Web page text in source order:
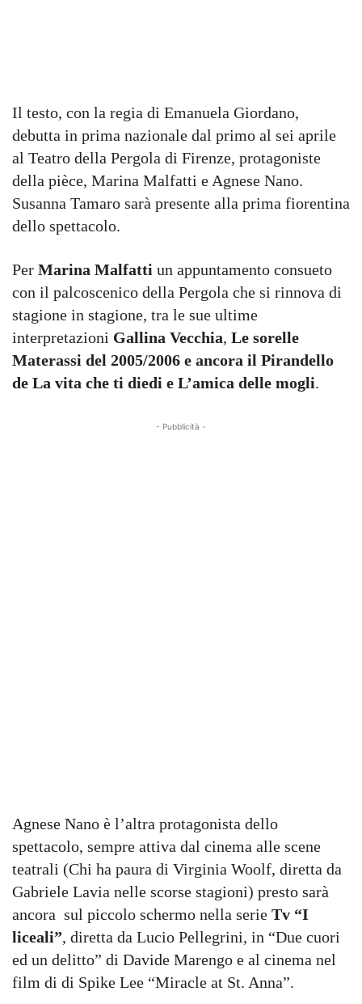
Il testo, con la regia di Emanuela Giordano,
debutta in prima nazionale dal primo al sei aprile
al Teatro della Pergola di Firenze, protagoniste
della pièce, Marina Malfatti e Agnese Nano.
Susanna Tamaro sarà presente alla prima fiorentina
dello spettacolo.
Per Marina Malfatti un appuntamento consueto
con il palcoscenico della Pergola che si rinnova di
stagione in stagione, tra le sue ultime
interpretazioni Gallina Vecchia, Le sorelle
Materassi del 2005/2006 e ancora il Pirandello
de La vita che ti diedi e L’amica delle mogli.
- Pubblicità -
Agnese Nano è l’altra protagonista dello
spettacolo, sempre attiva dal cinema alle scene
teatrali (Chi ha paura di Virginia Woolf, diretta da
Gabriele Lavia nelle scorse stagioni) presto sarà
ancora sul piccolo schermo nella serie Tv “I
liceali”, diretta da Lucio Pellegrini, in “Due cuori
ed un delitto” di Davide Marengo e al cinema nel
film di di Spike Lee “Miracle at St. Anna”.